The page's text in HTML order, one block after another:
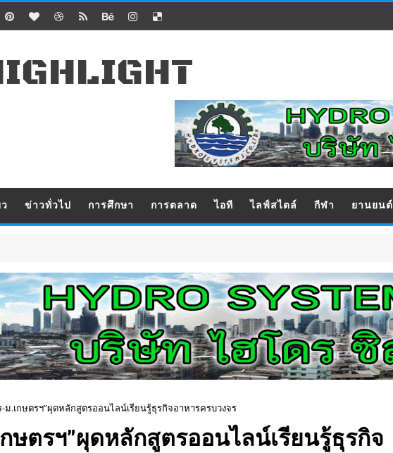
ข่าวทั่วไป การศึกษา การตลาด ไอที ไลฟ์สไตล์ กีฬา ยานยนต์
ม.เกษตรฯ”ผุดหลักสูตรออนไลน์เรียนรู้ธุรกิจอาหารครบวงจร
ษตรฯ”ผุดหลักสูตรออนไลน์เรียนรู้ธุรกิจ